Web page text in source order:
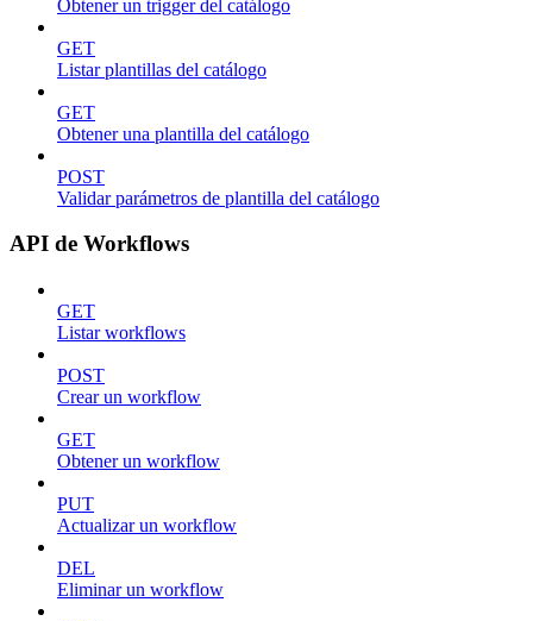
Obtener un trigger del catálogo
GET
Listar plantillas del catálogo
GET
Obtener una plantilla del catálogo
POST
Validar parámetros de plantilla del catálogo
API de Workflows
GET
Listar workflows
POST
Crear un workflow
GET
Obtener un workflow
PUT
Actualizar un workflow
DEL
Eliminar un workflow